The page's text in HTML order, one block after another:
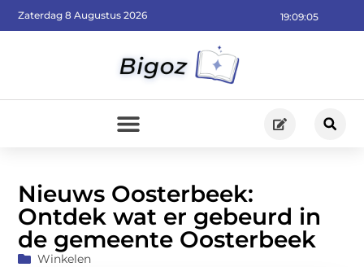
19:09:07
Zaterdag 8 Augustus 2026
Nieuws Oosterbeek:
Ontdek wat er gebeurd in
de gemeente Oosterbeek
Winkelen